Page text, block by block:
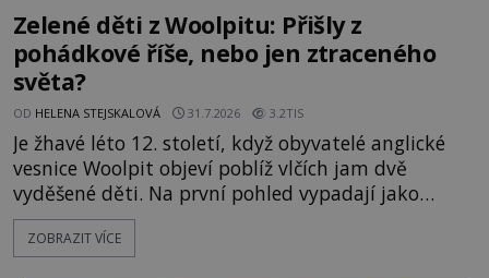
Zelené děti z Woolpitu: Přišly z
pohádkové říše, nebo jen ztraceného
světa?
OD HELENA STEJSKALOVÁ 31.7.2026 3.2TIS
Je žhavé léto 12. století, když obyvatelé anglické
vesnice Woolpit objeví poblíž vlčích jam dvě
vyděšené děti. Na první pohled vypadají jako
každé jiné, až na jednu děsivou výjimku. Jejich
kůže má nazelenalý odstín, mluví
ZOBRAZIT VÍCE